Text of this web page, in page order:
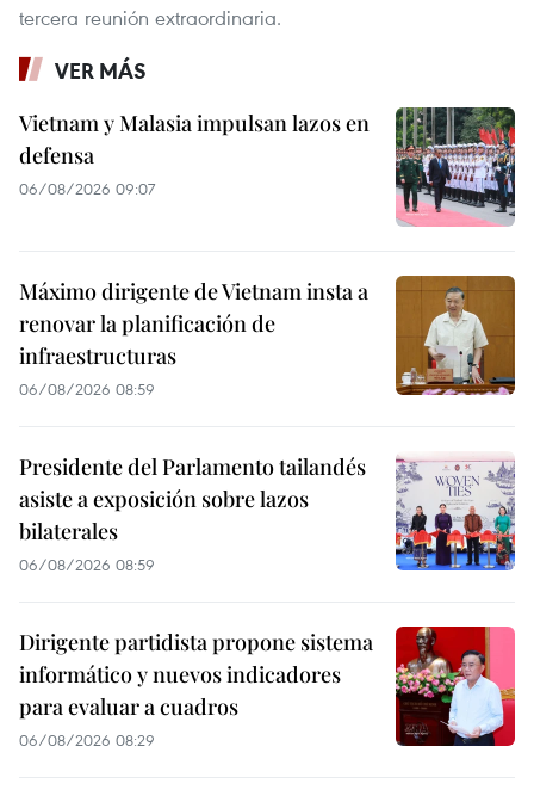
tercera reunión extraordinaria.
VER MÁS
Vietnam y Malasia impulsan lazos en
defensa
06/08/2026 09:07
Máximo dirigente de Vietnam insta a
renovar la planificación de
infraestructuras
06/08/2026 08:59
Presidente del Parlamento tailandés
asiste a exposición sobre lazos
bilaterales
06/08/2026 08:59
Dirigente partidista propone sistema
informático y nuevos indicadores
para evaluar a cuadros
06/08/2026 08:29